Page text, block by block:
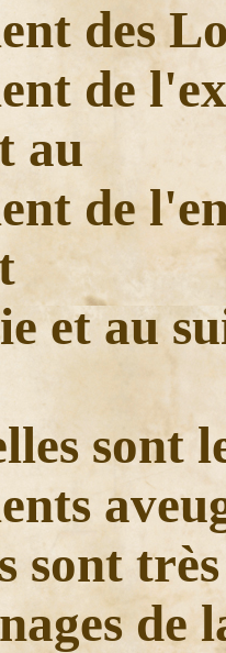
des
de
au
de
et au
sont
sont
de